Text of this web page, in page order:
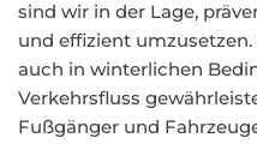
sind wir in der Lage,
und effizient umzusetzen.
auch in winterlichen
Verkehrsfluss
Fußgänger und